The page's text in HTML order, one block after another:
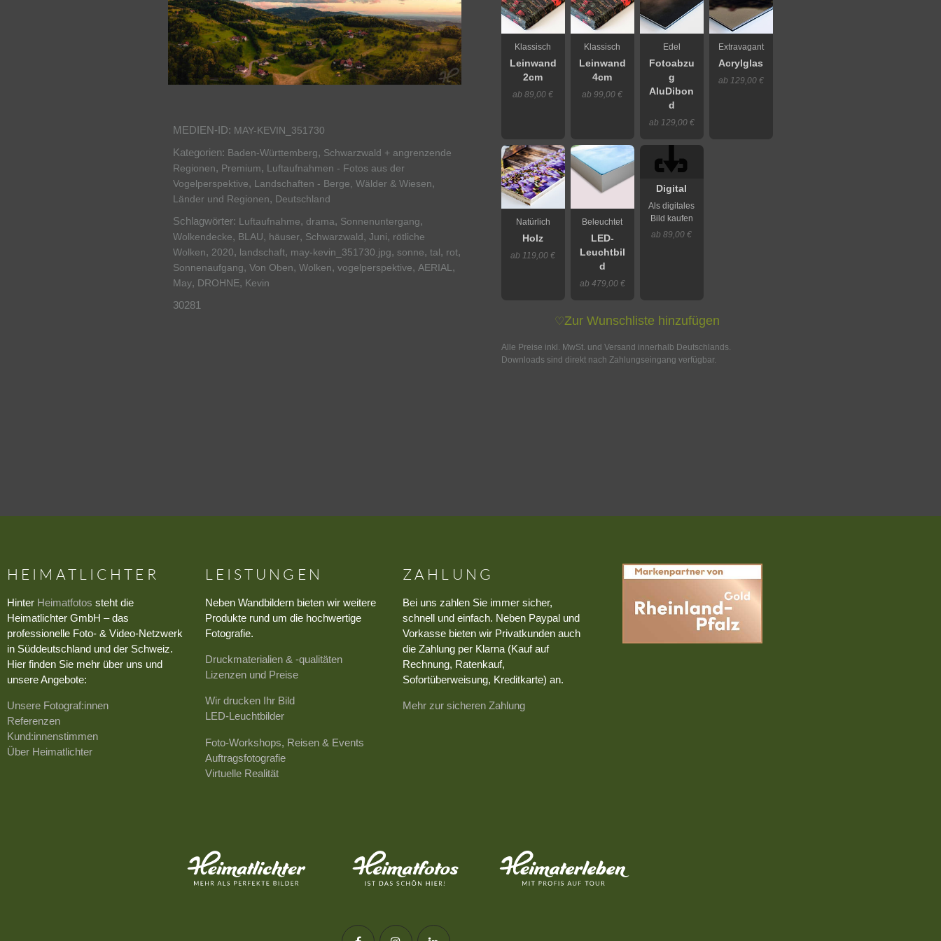
MEDIEN-ID: MAY-KEVIN_351730
Kategorien: Baden-Württemberg, Schwarzwald + angrenzende
Regionen, Premium, Luftaufnahmen - Fotos aus der
Vogelperspektive, Landschaften - Berge, Wälder & Wiesen,
Länder und Regionen, Deutschland
Schlagwörter: Luftaufnahme, drama, Sonnenuntergang,
Wolkendecke, BLAU, häuser, Schwarzwald, Juni, rötliche
Wolken, 2020, landschaft, may-kevin_351730.jpg, sonne, tal, rot,
Sonnenaufgang, Von Oben, Wolken, vogelperspektive, AERIAL,
May, DROHNE, Kevin
30281
Klassisch
Leinwand
2cm
ab 89,00 €
Klassisch
Leinwand
4cm
ab 99,00 €
Edel
Fotoabzu
g
AluDibon
d
ab 129,00 €
Extravagant
Acrylglas
ab 129,00 €
Natürlich
Holz
ab 119,00 €
Beleuchtet
LED-
Leuchtbil
d
ab 479,00 €
Digital
Als digitales
Bild kaufen
ab 89,00 €
♡Zur Wunschliste hinzufügen
Alle Preise inkl. MwSt. und Versand innerhalb Deutschlands.
Downloads sind direkt nach Zahlungseingang verfügbar.
HEIMATLICHTER
Hinter Heimatfotos steht die
Heimatlichter GmbH – das
professionelle Foto- & Video-Netzwerk
in Süddeutschland und der Schweiz.
Hier finden Sie mehr über uns und
unsere Angebote:
Unsere Fotograf:innen
Referenzen
Kund:innenstimmen
Über Heimatlichter
LEISTUNGEN
Neben Wandbildern bieten wir weitere
Produkte rund um die hochwertige
Fotografie.
Druckmaterialien & -qualitäten
Lizenzen und Preise
Wir drucken Ihr Bild
LED-Leuchtbilder
Foto-Workshops, Reisen & Events
Auftragsfotografie
Virtuelle Realität
ZAHLUNG
Bei uns zahlen Sie immer sicher,
schnell und einfach. Neben Paypal und
Vorkasse bieten wir Privatkunden auch
die Zahlung per Klarna (Kauf auf
Rechnung, Ratenkauf,
Sofortüberweisung, Kreditkarte) an.
Mehr zur sicheren Zahlung